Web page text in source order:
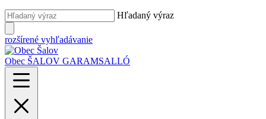
Hľadaný výraz
rozšírené vyhľadávanie
Obec ŠALOV GARAMSALLÓ